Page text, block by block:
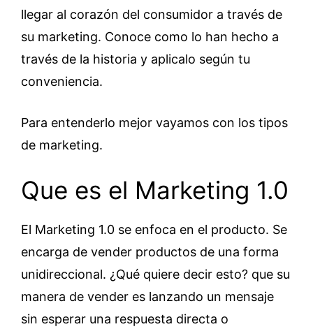
llegar al corazón del consumidor a través de
su marketing. Conoce como lo han hecho a
través de la historia y aplicalo según tu
conveniencia.
Para entenderlo mejor vayamos con los tipos
de marketing.
Que es el Marketing 1.0
El Marketing 1.0 se enfoca en el producto. Se
encarga de vender productos de una forma
unidireccional. ¿Qué quiere decir esto? que su
manera de vender es lanzando un mensaje
sin esperar una respuesta directa o